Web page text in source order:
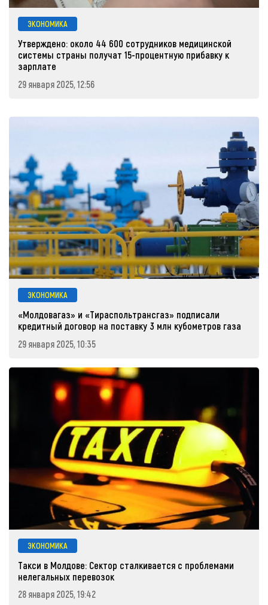
ЭКОНОМИКА
Утверждено: около 44 600 сотрудников медицинской
системы страны получат 15-процентную прибавку к
зарплате
29 января 2025, 12:56
ЭКОНОМИКА
«Молдовагаз» и «Тираспольтрансгаз» подписали
кредитный договор на поставку 3 млн кубометров газа
29 января 2025, 10:35
ЭКОНОМИКА
Такси в Молдове: Сектор сталкивается с проблемами
нелегальных перевозок
28 января 2025, 19:42